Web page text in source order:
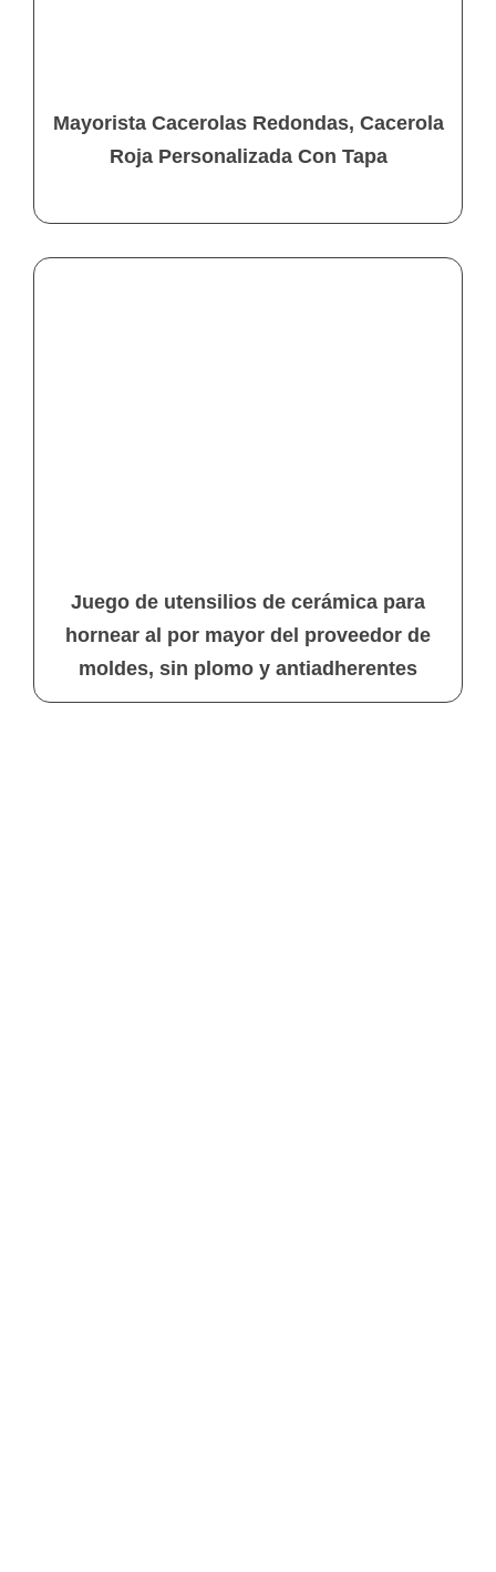
Mayorista Cacerolas Redondas, Cacerola
Roja Personalizada Con Tapa
Juego de utensilios de cerámica para
hornear al por mayor del proveedor de
moldes, sin plomo y antiadherentes